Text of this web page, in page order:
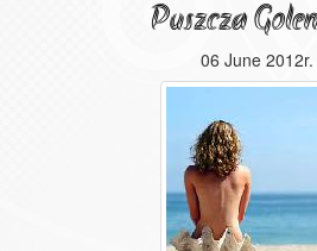
Puszcza
06 June 2012r.